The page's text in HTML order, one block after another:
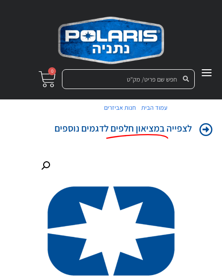
0
עמוד הבית חנות אביזרים
לצפייהבמציאון חלפים לדגמים נוספים